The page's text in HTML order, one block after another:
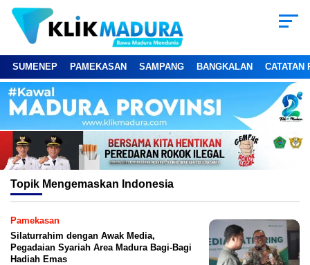
SUMENEP PAMEKASAN SAMPANG BANGKALAN CATATAN
Topik Mengemaskan Indonesia
Pamekasan
Silaturrahim dengan Awak Media,
Pegadaian Syariah Area Madura Bagi-Bagi
Hadiah Emas